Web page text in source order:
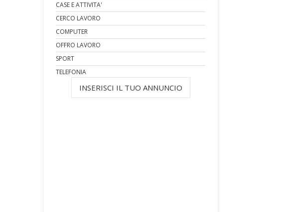
CASE E ATTIVITA'
CERCO LAVORO
COMPUTER
OFFRO LAVORO
SPORT
TELEFONIA
INSERISCI IL TUO ANNUNCIO